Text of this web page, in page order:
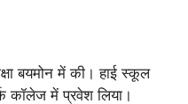
बयमोन में की। हाई स्कूल
कॉलेज में प्रवेश लिया।